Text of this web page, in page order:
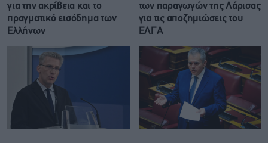
για την ακρίβεια και το
πραγματικό εισόδημα των
Ελλήνων
των παραγωγών της Λάρισας
για τις αποζημιώσεις του
ΕΛΓΑ